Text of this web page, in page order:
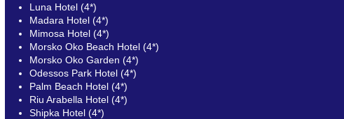
Luna Hotel (4*)
Madara Hotel (4*)
Mimosa Hotel (4*)
Morsko Oko Beach Hotel (4*)
Morsko Oko Garden (4*)
Odessos Park Hotel (4*)
Palm Beach Hotel (4*)
Riu Arabella Hotel (4*)
Shipka Hotel (4*)